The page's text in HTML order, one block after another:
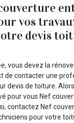
vos
devis
vous devez la
de contacter une
devis de toiture.
pour vous Nef
contactez Nef
pour votre